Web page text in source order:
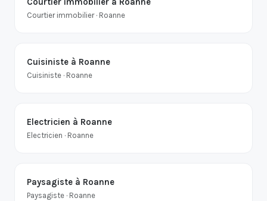
Courtier immobilier · Roanne
Cuisiniste à Roanne
Cuisiniste · Roanne
Electricien à Roanne
Electricien · Roanne
Paysagiste à Roanne
Paysagiste · Roanne